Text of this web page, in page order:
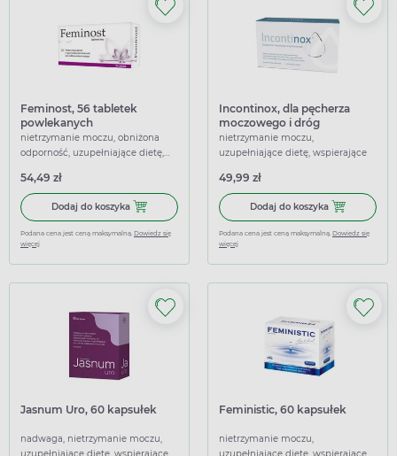
Feminost, 56 tabletek
powlekanych
nietrzymanie moczu, obniżona
odporność, uzupełniające dietę,
54,49 zł
Dodaj do koszyka Dodaj do koszyka Feminost, 56 tabletek powlekanych
Podana cena jest ceną maksymalną. Dowiedz się
więcej
Incontinox, dla pęcherza
moczowego i dróg
moczowych, 60 kapsułek
nietrzymanie moczu,
uzupełniające dietę, wspierające
49,99 zł
Dodaj do koszyka Dodaj do
Podana cena jest ceną maksymalną. Dowiedz się
więcej
Jasnum Uro, 60 kapsułek
nadwaga, nietrzymanie moczu,
Feministic, 60 kapsułek
nietrzymanie moczu,